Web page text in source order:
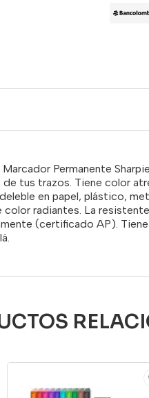
Permanente
tus trazos. Tiene color
en papel, plástico,
radiantes. La
(certificado AP).